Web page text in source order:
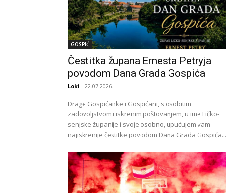
GOSPIĆ
Čestitka župana Ernesta Petryja
povodom Dana Grada Gospića
Loki - 22.07.2026.
Drage Gospićanke i Gospićani, s osobitim
zadovoljstvom i iskrenim poštovanjem, u ime Ličko-
senjske županije i svoje osobno, upućujem vam
najiskrenije čestitke povodom Dana Grada Gospića...